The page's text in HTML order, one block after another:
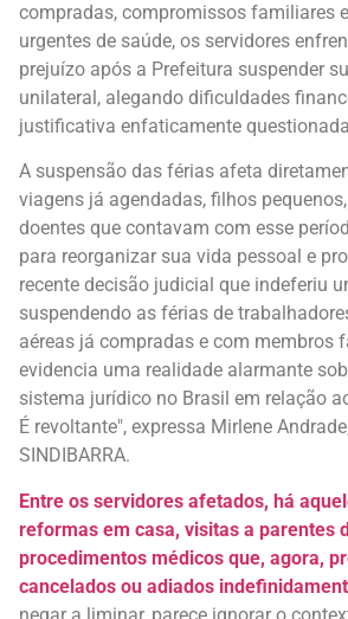
compradas, compromissos familiares
urgentes de saúde, os servidores
prejuízo após a Prefeitura suspender
unilateral, alegando dificuldades
justificativa enfaticamente
A suspensão das férias afeta
viagens já agendadas, filhos
doentes que contavam com esse
para reorganizar sua vida pessoal e
recente decisão judicial que indeferiu
suspendendo as férias de
aéreas já compradas e com membros
evidencia uma realidade alarmante
sistema jurídico no Brasil em relação
É revoltante", expressa Mirlene
SINDIBARRA.
Entre os servidores afetados, há
reformas em casa, visitas a parentes
procedimentos médicos que, agora,
cancelados ou adiados